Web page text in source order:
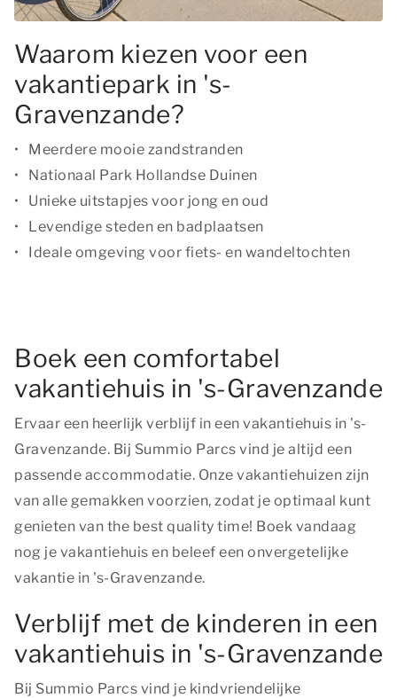
Waarom kiezen voor een
vakantiepark in 's-
Gravenzande?
Meerdere mooie zandstranden
Nationaal Park Hollandse Duinen
Unieke uitstapjes voor jong en oud
Levendige steden en badplaatsen
Ideale omgeving voor fiets- en wandeltochten
Boek een comfortabel
vakantiehuis in 's-Gravenzande
Ervaar een heerlijk verblijf in een vakantiehuis in 's-
Gravenzande. Bij Summio Parcs vind je altijd een
passende accommodatie. Onze vakantiehuizen zijn
van alle gemakken voorzien, zodat je optimaal kunt
genieten van the best quality time! Boek vandaag
nog je vakantiehuis en beleef een onvergetelijke
vakantie in 's-Gravenzande.
Verblijf met de kinderen in een
vakantiehuis in 's-Gravenzande
Bij Summio Parcs vind je kindvriendelijke